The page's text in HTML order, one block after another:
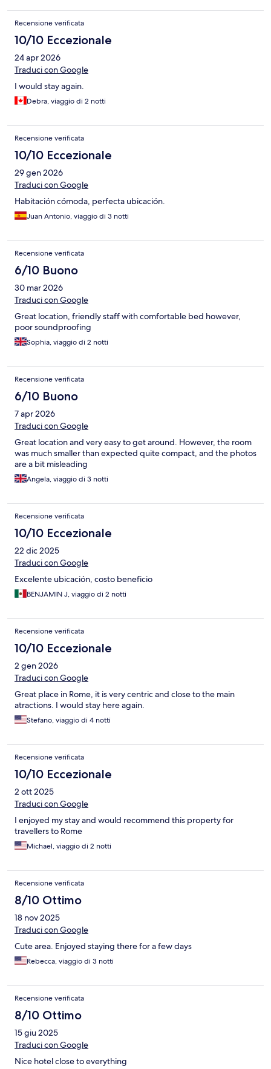
Recensione verificata
10/10 Eccezionale
24 apr 2026
Traduci con Google
I would stay again.
Debra, viaggio di 2 notti
Recensione verificata
10/10 Eccezionale
29 gen 2026
Traduci con Google
Habitación cómoda, perfecta ubicación.
Juan Antonio, viaggio di 3 notti
Recensione verificata
6/10 Buono
30 mar 2026
Traduci con Google
Great location, friendly staff with comfortable bed however,
poor soundproofing
Sophia, viaggio di 2 notti
Recensione verificata
6/10 Buono
7 apr 2026
Traduci con Google
Great location and very easy to get around. However, the room
was much smaller than expected quite compact, and the photos
are a bit misleading
Angela, viaggio di 3 notti
Recensione verificata
10/10 Eccezionale
22 dic 2025
Traduci con Google
Excelente ubicación, costo beneficio
BENJAMIN J, viaggio di 2 notti
Recensione verificata
10/10 Eccezionale
2 gen 2026
Traduci con Google
Great place in Rome, it is very centric and close to the main
atractions. I would stay here again.
Stefano, viaggio di 4 notti
Recensione verificata
10/10 Eccezionale
2 ott 2025
Traduci con Google
I enjoyed my stay and would recommend this property for
travellers to Rome
Michael, viaggio di 2 notti
Recensione verificata
8/10 Ottimo
18 nov 2025
Traduci con Google
Cute area. Enjoyed staying there for a few days
Rebecca, viaggio di 3 notti
Recensione verificata
8/10 Ottimo
15 giu 2025
Traduci con Google
Nice hotel close to everything